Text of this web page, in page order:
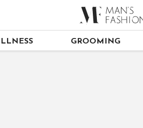
GROOMING